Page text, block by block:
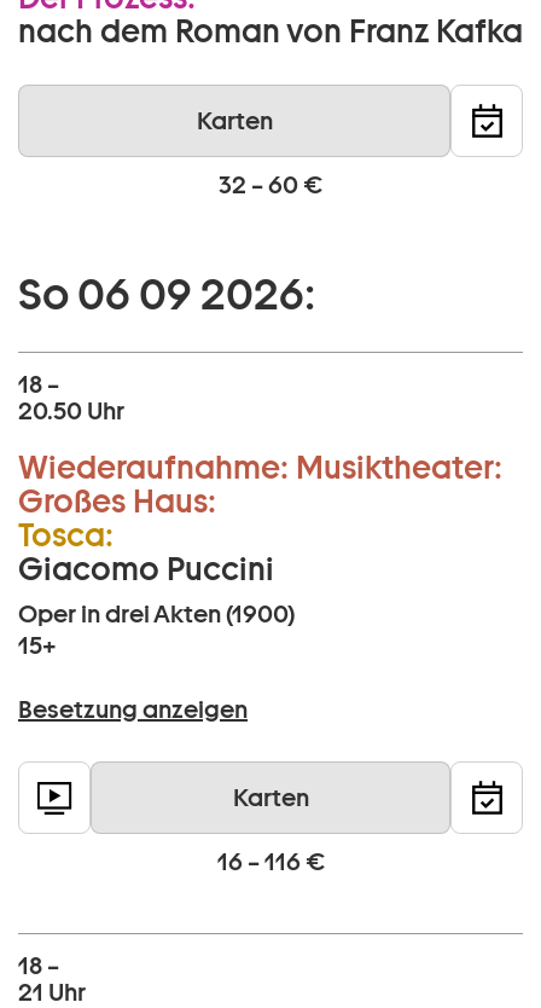
nach dem Roman von Franz Kafka
Karten
32 – 60 €
So 06 09 2026:
18 –
20.50 Uhr
Wiederaufnahme: Musiktheater:
Großes Haus:
Tosca:
Giacomo Puccini
Oper in drei Akten (1900)
15+
Besetzung anzeigen
Karten
16 – 116 €
18 –
21 Uhr